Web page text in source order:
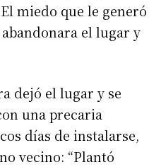
miedo que le generó
el lugar y
dejó el lugar y se
una precaria
días de instalarse,
vecino: “Plantó